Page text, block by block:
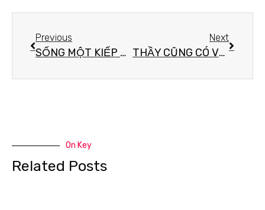
Previous
SỐNG MỘT KIẾP NGƯỜI BÌNH AN LÀ ĐƯỢC
Next
THẦY CŨNG CÓ VỢ À!”
On Key
Related Posts